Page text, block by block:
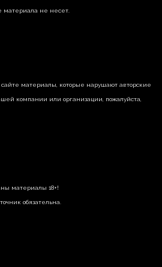
материала не несет.
материалы, которые нарушают авторские
компании или организации, пожалуйста,
материалы 18+!
обязательна.